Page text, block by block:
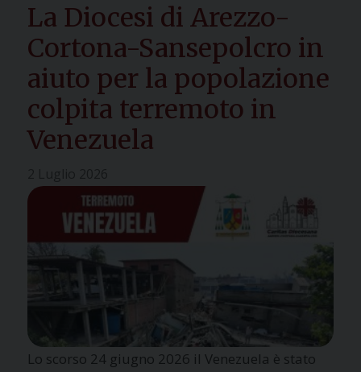
La Diocesi di Arezzo-
Cortona-Sansepolcro in
aiuto per la popolazione
colpita terremoto in
Venezuela
Lo scorso 24 giugno 2026 il Venezuela è stato